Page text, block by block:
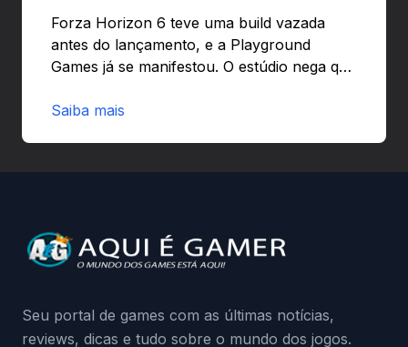
Forza Horizon 6 teve uma build vazada
antes do lançamento, e a Playground
Games já se manifestou. O estúdio nega que
preload e avisa que quem usar versões não
da Playground: negação do preload,
medidas contra acessos não autorizados
Saiba mais
Seu portal de games com as últimas notícias,
reviews, dicas e tudo sobre o mundo dos jogos.